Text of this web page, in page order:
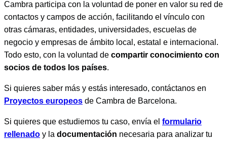
Cambra participa con la voluntad de poner en valor su red de
contactos y campos de acción, facilitando el vínculo con
otras cámaras, entidades, universidades, escuelas de
negocio y empresas de ámbito local, estatal e internacional.
Todo esto, con la voluntad de compartir conocimiento con
socios de todos los países.
Si quieres saber más y estás interesado, contáctanos en
Proyectos europeos de Cambra de Barcelona.
Si quieres que estudiemos tu caso, envía el formulario
rellenado y la documentación necesaria para analizar tu